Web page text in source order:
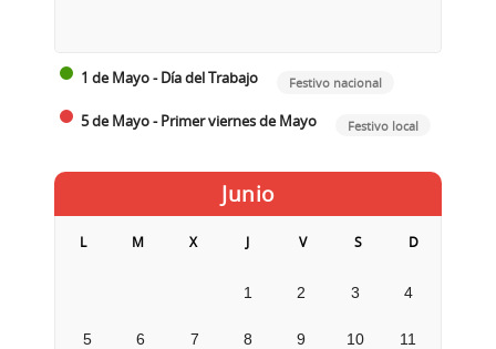
1 de Mayo - Día del Trabajo Festivo nacional
5 de Mayo - Primer viernes de Mayo Festivo local
Junio
L M X J V S D
1 2 3 4
5 6 7 8 9 10 11